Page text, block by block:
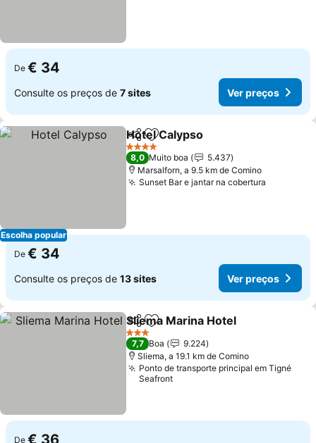
De € 34
Consulte os preços de 7 sites Ver preços
Escolha popular
PartilharAdicionar aos favoritos
Hotel Calypso
4 Estrelas
8,0 Muito boa
5.437
Marsalforn, a 9.5 km de Comino
Sunset Bar e jantar na cobertura
De € 34
Consulte os preços de 13 sites Ver preços
PartilharAdicionar aos favoritos
Sliema Marina Hotel
3 Estrelas
7,7 Boa
9.224
Sliema, a 19.1 km de Comino
Ponto de transporte principal em Tigné
Seafront
De € 36